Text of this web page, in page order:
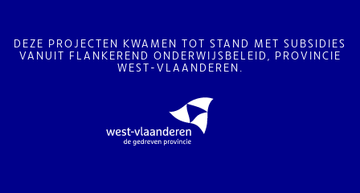
DEZE PROJECTEN KWAMEN TOT STAND MET SUBSIDIES
VANUIT FLANKEREND ONDERWIJSBELEID, PROVINCIE
WEST-VLAANDEREN.